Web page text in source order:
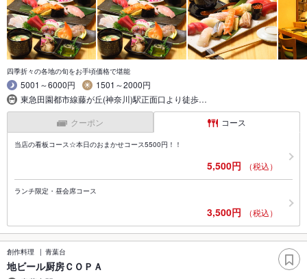
四季折々の各地の旬をお手頃価格で堪能
5001～6000円
1501～2000円
東急田園都市線藤が丘(神奈川)駅正面口より徒歩…
クーポン コース
当店の看板コース☆本日のおまかせコース5500円！！
5,500円 （税込）
ランチ限定・昼会席コース
3,500円 （税込）
創作料理 青葉台
地ビール厨房ＣＯＰＡ